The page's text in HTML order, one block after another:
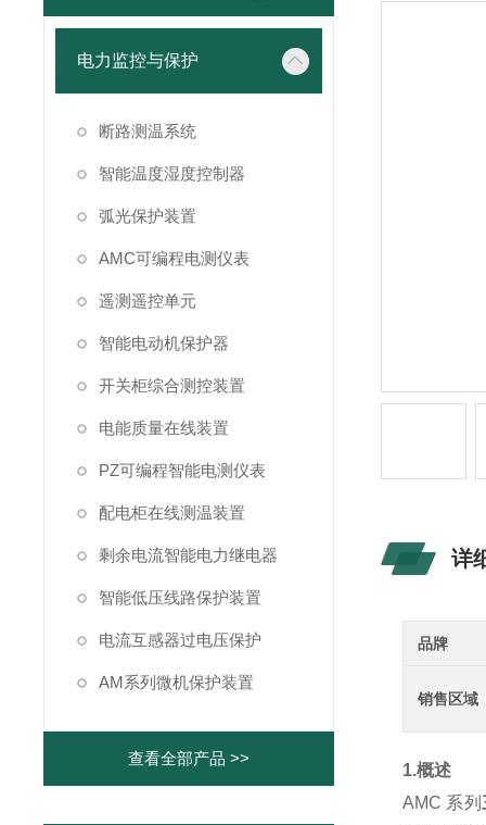
电力监控与保护
断路测温系统
智能温度湿度控制器
弧光保护装置
AMC可编程电测仪表
遥测遥控单元
智能电动机保护器
开关柜综合测控装置
电能质量在线装置
PZ可编程智能电测仪表
配电柜在线测温装置
剩余电流智能电力继电器
智能低压线路保护装置
电流互感器过电压保护
AM系列微机保护装置
查看全部产品 >>
详
品牌
销售区域
1.概述
AMC 系列